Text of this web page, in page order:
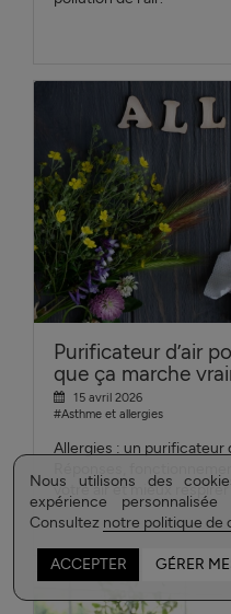
Nous utilisons des
expérience
Consultez notre politique de
ACCEPTER GÉRER
Purificateur d’air
que ça marche
15 avril 2026
#Asthme et allergies
Allergies : un purificateur
votre air et mieux